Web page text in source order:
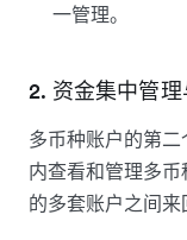
一管理。
2. 资金集中管
多币种账户的第
内查看和管理多
的多套账户之间来